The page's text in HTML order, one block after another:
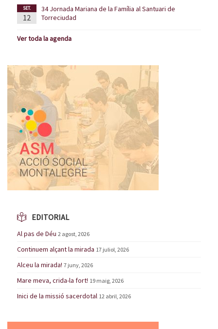
SET.
12
34 Jornada Mariana de la Família al Santuari de
Torreciudad
Ver toda la agenda
EDITORIAL
Al pas de Déu 2 agost, 2026
Continuem alçant la mirada 17 juliol, 2026
Alceu la mirada! 7 juny, 2026
Mare meva, crida-la fort! 19 maig, 2026
Inici de la missió sacerdotal 12 abril, 2026